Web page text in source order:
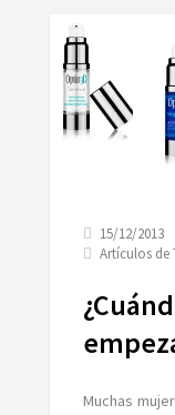
15/12/2013
Artículos de
Muchas